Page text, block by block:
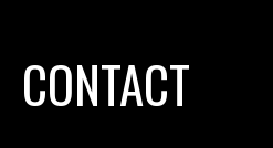
CONTACT